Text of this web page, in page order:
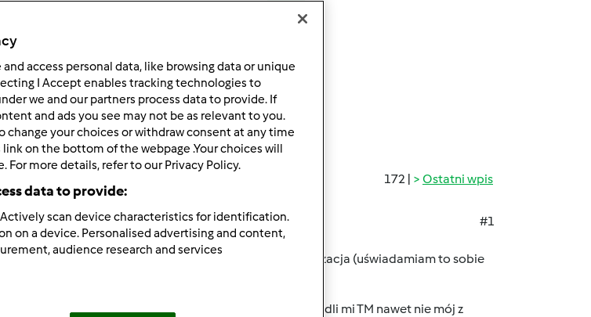
Wyników na stronę:
10
172 | Ostatni wpis
#1
i uswiadomilam tez sobie,że wystarczy dobra organizacja (uświadamiam to sobie
się o 3.20 a właściwie obudził mnie straszny sen .........ukradli mi TM nawet nie mój z
access personal data, like browsing data or unique
I Accept enables tracking technologies to
we and our partners process data to provide. If
and ads you see may not be as relevant to you.
change your choices or withdraw consent at any time
on the bottom of the webpage .Your choices will
For more details, refer to our Privacy Policy.
data to provide:
scan device characteristics for identification.
on a device. Personalised advertising and content,
audience research and services